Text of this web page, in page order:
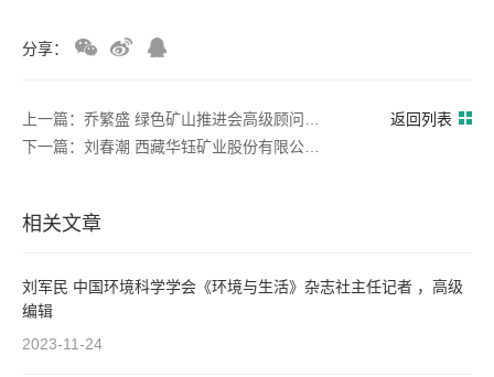
分享：
返回列表
相关文章
刘军民 中国环境科学学会《环境与生活》杂志社主任记者 ，高级
编辑
2023-11-24